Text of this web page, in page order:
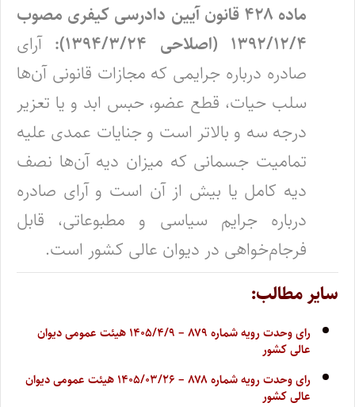
ماده ۴۲۸ قانون آیین دادرسی کیفری مصوب
۱۳۹۲/۱۲/۴ (اصلاحی ۱۳۹۴/۳/۲۴):
آرای
صادره درباره جرایمی که مجازات قانونی آن‌ها
سلب حیات، قطع عضو، حبس ابد و یا تعزیر
درجه سه و بالاتر است و جنایات عمدی علیه
تمامیت جسمانی که میزان دیه آن‌ها نصف
دیه کامل یا بیش از آن است و آرای صادره
درباره جرایم سیاسی و مطبوعاتی، قابل
فرجام‌خواهی در دیوان عالی کشور است.
سایر مطالب:
رای وحدت رویه شماره ۸۷۹ – ۱۴۰۵/۴/۹ هیئت عمومی دیوان
عالی کشور
رای وحدت رویه شماره ۸۷۸ – ۱۴۰۵/۰۳/۲۶ هیئت عمومی دیوان
عالی کشور